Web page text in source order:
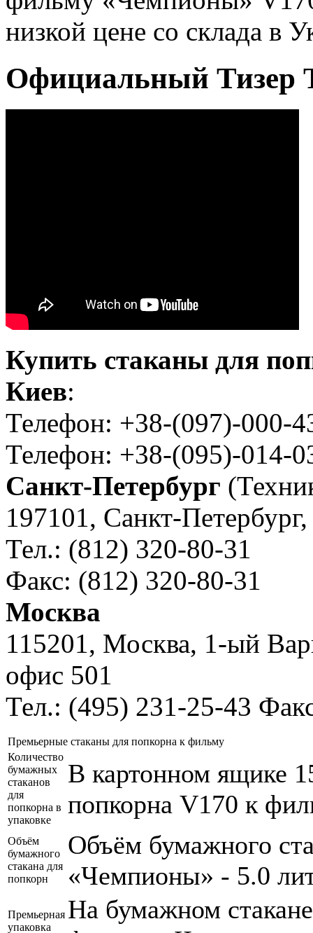
низкой цене со склада в
Официальный Тизер
Купить стаканы для
Киев:
Телефон: +38-(097)-000-
Телефон: +38-(095)-014-
Санкт-Петербург
197101, Санкт-
Тел.: (812) 320-80-31
Факс: (812) 320-80-31
Москва
115201, Москва, 1-ый
офис 501
Тел.: (495) 231-25-43
Премьерные стаканы для попкорна к фильму
Количество
бумажных
стаканов
для
попкорна в
упаковке
В картонном ящике
попкорна V170 к
Объём
бумажного
стакана для
попкорн
Объём бумажного
«Чемпионы» - 5.0
Премьерная
упаковка
На бумажном